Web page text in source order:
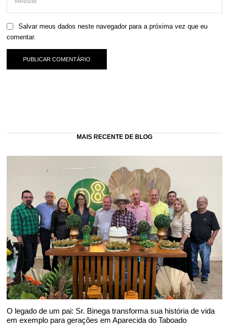
Salvar meus dados neste navegador para a próxima vez que eu
comentar.
MAIS RECENTE DE BLOG
O legado de um pai: Sr. Binega transforma sua história de vida
em exemplo para gerações em Aparecida do Taboado